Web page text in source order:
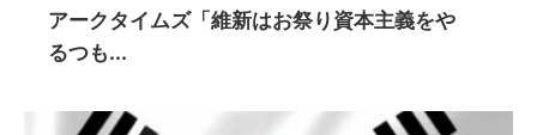
アークタイムズ「維新はお祭り資本主義をや
るつも...